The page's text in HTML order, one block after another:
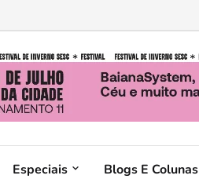
Especiais Blogs E Colunas